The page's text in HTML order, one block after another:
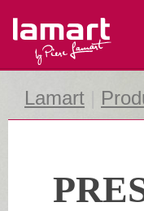
Lamart
Lamart